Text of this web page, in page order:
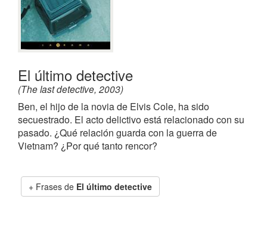
El último detective
(The last detective, 2003)
Ben, el hijo de la novia de Elvis Cole, ha sido
secuestrado. El acto delictivo está relacionado con su
pasado. ¿Qué relación guarda con la guerra de
Vietnam? ¿Por qué tanto rencor?
Frases de El último detective